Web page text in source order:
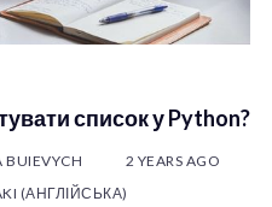
список у Python?
2 YEARS AGO
(АНГЛІЙСЬКА)